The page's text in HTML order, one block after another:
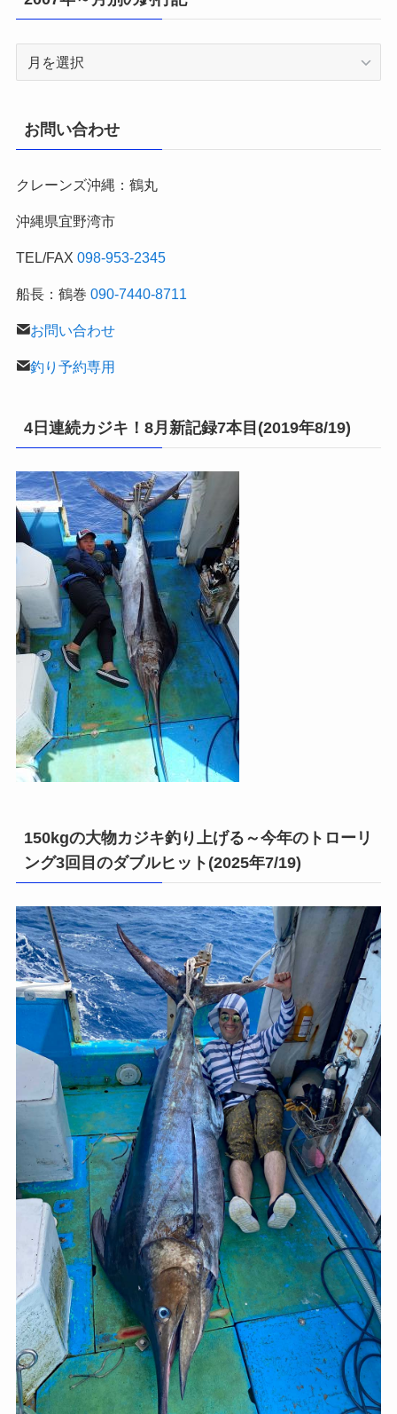
2007
月
別
釣
記
お問い合わせ
クレーンズ沖縄：鶴丸
沖縄県宜野湾市
TEL/FAX 098-953-2345
船長：鶴巻 090-7440-8711
お問い合わせ
釣り予約専用
4日連続カジキ！8月新記録7本目(2019年8/19)
150kgの大物カジキ釣り上げる～今年のトローリ
ング3回目のダブルヒット(2025年7/19)